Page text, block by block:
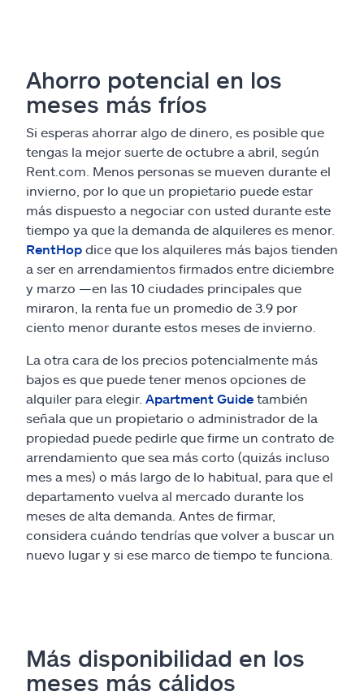
Ahorro potencial en los
meses más fríos
Si esperas ahorrar algo de dinero, es posible que
tengas la mejor suerte de octubre a abril, según
Rent.com. Menos personas se mueven durante el
invierno, por lo que un propietario puede estar
más dispuesto a negociar con usted durante este
tiempo ya que la demanda de alquileres es menor.
RentHop dice que los alquileres más bajos tienden
a ser en arrendamientos firmados entre diciembre
y marzo —en las 10 ciudades principales que
miraron, la renta fue un promedio de 3.9 por
ciento menor durante estos meses de invierno.
La otra cara de los precios potencialmente más
bajos es que puede tener menos opciones de
alquiler para elegir. Apartment Guide también
señala que un propietario o administrador de la
propiedad puede pedirle que firme un contrato de
arrendamiento que sea más corto (quizás incluso
mes a mes) o más largo de lo habitual, para que el
departamento vuelva al mercado durante los
meses de alta demanda. Antes de firmar,
considera cuándo tendrías que volver a buscar un
nuevo lugar y si ese marco de tiempo te funciona.
Más disponibilidad en los
meses más cálidos